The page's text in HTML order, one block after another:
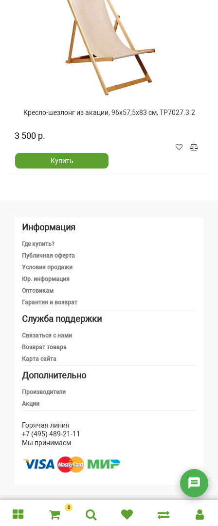
Кресло-шезлонг из акации, 96x57,5x83 см, TP7027.3.2
3 500 р.
Купить
Информация
Где купить?
Публичная оферта
Условия продажи
Юр. информация
Оптовикам
Гарантия и возврат
Служба поддержки
Связаться с нами
Возврат товара
Карта сайта
Дополнительно
Производители
Акции
Горячая линия
+7 (495) 489-21-11
Мы принимаем
Copyright 2026 © ploshadkadetyam.ru
0